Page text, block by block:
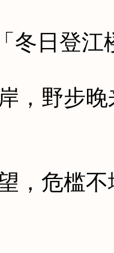
日登江
野步晚
危槛不